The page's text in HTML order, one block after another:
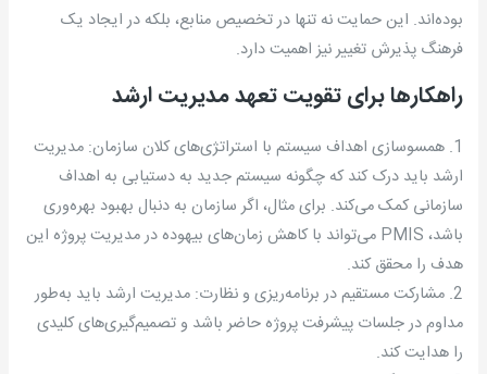
بوده‌اند. این حمایت نه تنها در تخصیص منابع، بلکه در ایجاد یک
فرهنگ پذیرش تغییر نیز اهمیت دارد.
راهکارها برای تقویت تعهد مدیریت ارشد
1. همسوسازی اهداف سیستم با استراتژی‌های کلان سازمان: مدیریت
ارشد باید درک کند که چگونه سیستم جدید به دستیابی به اهداف
سازمانی کمک می‌کند. برای مثال، اگر سازمان به دنبال بهبود بهره‌وری
باشد، PMIS می‌تواند با کاهش زمان‌های بیهوده در مدیریت پروژه این
هدف را محقق کند.
2. مشارکت مستقیم در برنامه‌ریزی و نظارت: مدیریت ارشد باید به‌طور
مداوم در جلسات پیشرفت پروژه حاضر باشد و تصمیم‌گیری‌های کلیدی
را هدایت کند.